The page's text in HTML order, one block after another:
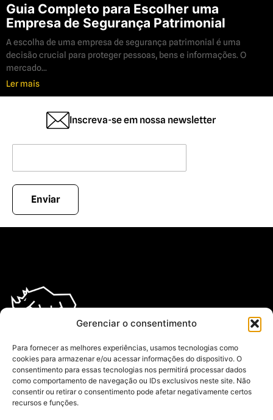
Gerenciar o consentimento
Para fornecer as melhores experiências, usamos tecnologias como
cookies para armazenar e/ou acessar informações do dispositivo. O
consentimento para essas tecnologias nos permitirá processar dados
como comportamento de navegação ou IDs exclusivos neste site. Não
consentir ou retirar o consentimento pode afetar negativamente certos
recursos e funções.
Guia Completo para Escolher uma
Empresa de Segurança Patrimonial
A escolha de uma empresa de segurança patrimonial é uma
decisão crucial para proteger pessoas, bens e informações. O
mercado...
Ler mais
Inscreva-se em nossa newsletter
diversos segmentos da terceirização de mão de obra.
Através da nossa experiência, prestígio e. dos mais de 1.500
colaboradores no Grupo Rinna.
LINKS ÚTEIS
QUEM SOMOS